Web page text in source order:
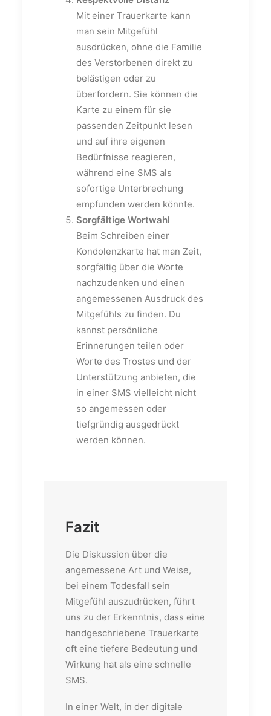
Mit einer Trauerkarte kann
man sein Mitgefühl
ausdrücken, ohne die Familie
des Verstorbenen direkt zu
belästigen oder zu
überfordern. Sie können die
Karte zu einem für sie
passenden Zeitpunkt lesen
und auf ihre eigenen
Bedürfnisse reagieren,
während eine SMS als
sofortige Unterbrechung
empfunden werden könnte.
Sorgfältige Wortwahl
Beim Schreiben einer
Kondolenzkarte hat man Zeit,
sorgfältig über die Worte
nachzudenken und einen
angemessenen Ausdruck des
Mitgefühls zu finden. Du
kannst persönliche
Erinnerungen teilen oder
Worte des Trostes und der
Unterstützung anbieten, die
in einer SMS vielleicht nicht
so angemessen oder
tiefgründig ausgedrückt
werden können.
Fazit
Die Diskussion über die
angemessene Art und Weise,
bei einem Todesfall sein
Mitgefühl auszudrücken, führt
uns zu der Erkenntnis, dass eine
handgeschriebene Trauerkarte
oft eine tiefere Bedeutung und
Wirkung hat als eine schnelle
SMS.
In einer Welt, in der digitale